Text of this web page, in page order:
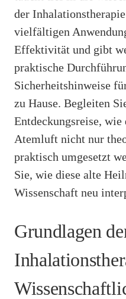
der
vielfältigen
Effektivität und gibt
praktische
Sicherheitshinweise
zu Hause. Begleiten
Entdeckungsreise,
Atemluft nicht nur
praktisch umgesetzt
Sie, wie diese alte
Wissenschaft neu
Grundlagen